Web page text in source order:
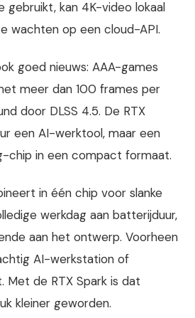
gebruikt, kan 4K-video lokaal
wachten op een cloud-API.
goed nieuws: AAA-games
meer dan 100 frames per
door DLSS 4.5. De RTX
een AI-werktool, maar een
chip in een compact formaat.
in één chip voor slanke
werkdag aan batterijduur,
aan het ontwerp. Voorheen
AI-werkstation of
Met de RTX Spark is dat
kleiner geworden.